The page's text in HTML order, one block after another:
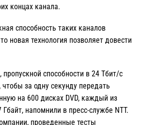
концах канала.
способность таких каналов
новая технология позволяет довести
способности в 24 Тбит/с
чтобы за одну секунду передать
на 600 дисках DVD, каждый из
напомнили в пресс-службе NTT.
проведенные тесты